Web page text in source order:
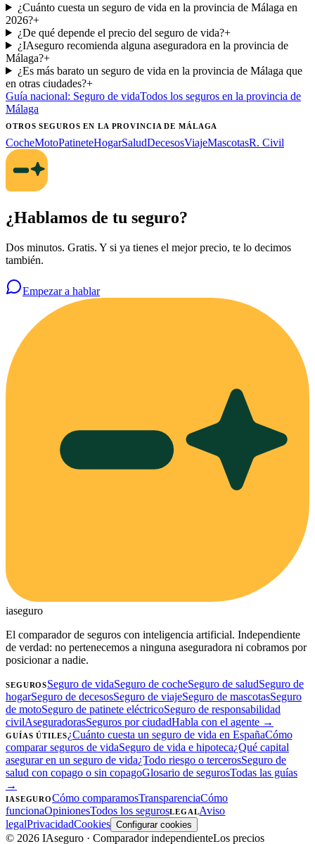
¿Cuánto cuesta un seguro de vida en la provincia de Málaga en
2026?+
¿De qué depende el precio del seguro de vida?+
¿IAseguro recomienda alguna aseguradora en la provincia de
Málaga?+
¿Es más barato un seguro de vida en la provincia de Málaga que
en otras ciudades?+
Guía nacional: Seguro de vidaTodos los seguros en la provincia de
Málaga
OTROS SEGUROSEN LA PROVINCIA DE MÁLAGA
CocheMotoPatineteHogarSaludDecesosViajeMascotasR. Civil
¿Hablamos de tu seguro?
Dos minutos. Gratis. Y si ya tienes el mejor precio, te lo decimos
también.
Empezar a hablar
iaseguro
El comparador de seguros con inteligencia artificial. Independiente
de verdad: no pertenecemos a ninguna aseguradora ni cobramos por
posicionar a nadie.
SEGUROSSeguro de vidaSeguro de cocheSeguro de saludSeguro de
hogarSeguro de decesosSeguro de viajeSeguro de mascotasSeguro
de motoSeguro de patinete eléctricoSeguro de responsabilidad
civilAseguradorasSeguros por ciudadHabla con el agente →
GUÍAS ÚTILES¿Cuánto cuesta un seguro de vida en EspañaCómo
comparar seguros de vidaSeguro de vida e hipoteca¿Qué capital
asegurar en un seguro de vida¿Todo riesgo o tercerosSeguro de
salud con copago o sin copagoGlosario de segurosTodas las guías
→
IASEGUROCómo comparamosTransparenciaCómo
funcionaOpinionesTodos los segurosLEGALAviso
legalPrivacidadCookies Configurar cookies
© 2026 IAseguro · Comparador independienteLos precios